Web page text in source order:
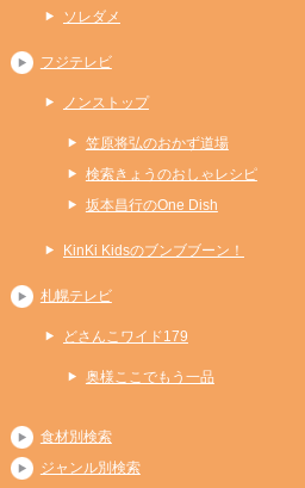
ソレダメ
フジテレビ
ノンストップ
笠原将弘のおかず道場
検索きょうのおしゃレシピ
坂本昌行のOne Dish
KinKi Kidsのブンブブーン！
札幌テレビ
どさんこワイド179
奥様ここでもう一品
食材別検索
ジャンル別検索